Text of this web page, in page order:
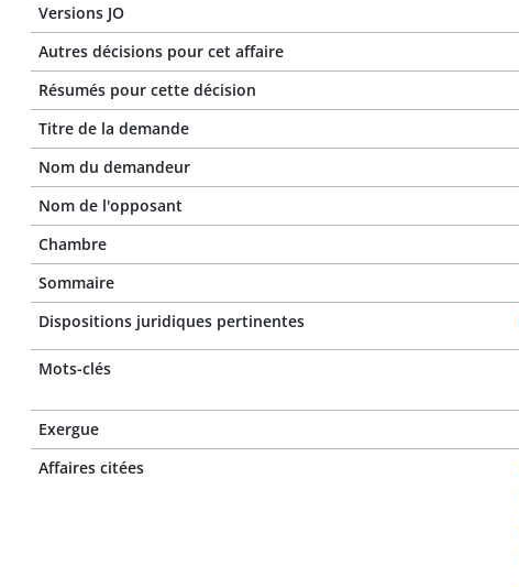
Versions JO
Autres décisions pour cet affaire
Résumés pour cette décision
Titre de la demande
Nom du demandeur
Nom de l'opposant
Chambre
Sommaire
Dispositions juridiques pertinentes
Mots-clés
Exergue
Affaires citées